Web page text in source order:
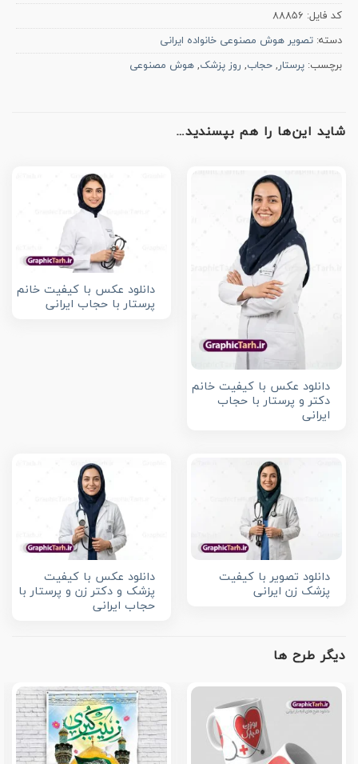
کد فایل: 88856
دسته: تصویر هوش مصنوعی خانواده ایرانی
برچسب: پرستار, حجاب, روز پزشک, هوش مصنوعی
شاید این‌ها را هم بپسندید…
دانلود عکس با کیفیت خانم
دکتر و پرستار با حجاب
ایرانی
دانلود عکس با کیفیت خانم
پرستار با حجاب ایرانی
دانلود تصویر با کیفیت
پزشک زن ایرانی
دانلود عکس با کیفیت
پزشک و دکتر زن و پرستار با
حجاب ایرانی
دیگر طرح ها